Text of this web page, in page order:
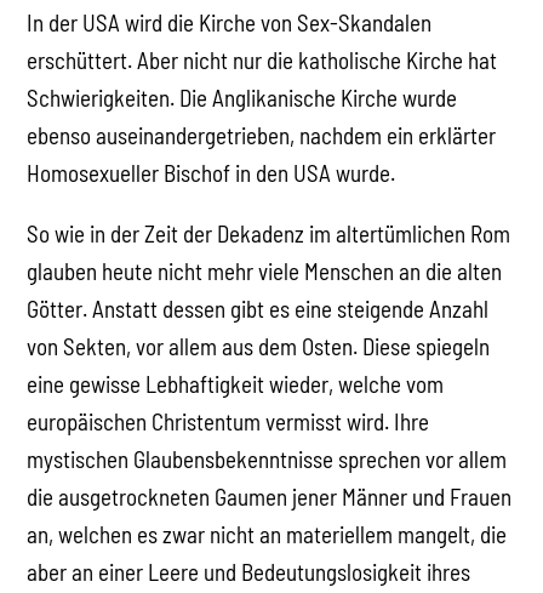
In der USA wird die Kirche von Sex-Skandalen
erschüttert. Aber nicht nur die katholische Kirche hat
Schwierigkeiten. Die Anglikanische Kirche wurde
ebenso auseinandergetrieben, nachdem ein erklärter
Homosexueller Bischof in den USA wurde.
So wie in der Zeit der Dekadenz im altertümlichen Rom
glauben heute nicht mehr viele Menschen an die alten
Götter. Anstatt dessen gibt es eine steigende Anzahl
von Sekten, vor allem aus dem Osten. Diese spiegeln
eine gewisse Lebhaftigkeit wieder, welche vom
europäischen Christentum vermisst wird. Ihre
mystischen Glaubensbekenntnisse sprechen vor allem
die ausgetrockneten Gaumen jener Männer und Frauen
an, welchen es zwar nicht an materiellem mangelt, die
aber an einer Leere und Bedeutungslosigkeit ihres